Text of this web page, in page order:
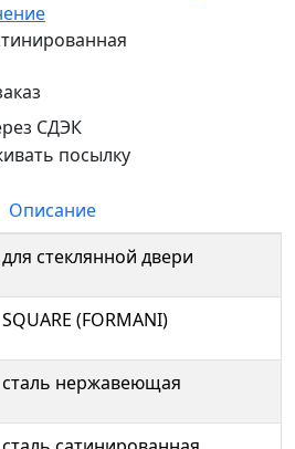
СДЭК
посылку
Описание
для стеклянной двери
SQUARE (FORMANI)
сталь нержавеющая